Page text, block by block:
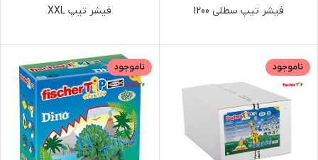
فیشر تیپ سطلی 1200 فیشر تیپ XXL
ناموجود ناموجود